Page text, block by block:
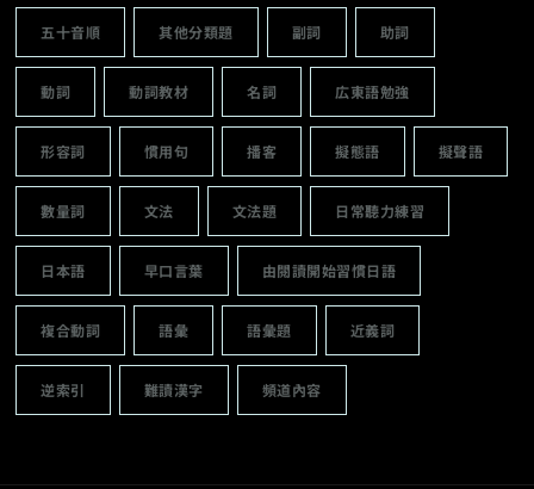
五十音順 其他分類題 副詞 助詞
動詞 動詞教材 名詞 広東語勉強
形容詞 慣用句 播客 擬態語 擬聲語
數量詞 文法 文法題 日常聽力練習
日本語 早口言葉 由閱讀開始習慣日語
複合動詞 語彙 語彙題 近義詞
逆索引 難讀漢字 頻道內容